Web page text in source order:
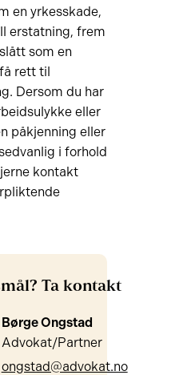
en yrkesskade,
erstatning, frem
som en
rett til
Dersom du har
eller
påkjenning eller
i forhold
kontakt
Ta kontakt
Børge Ongstad
Advokat/Partner
ongstad@advokat.no